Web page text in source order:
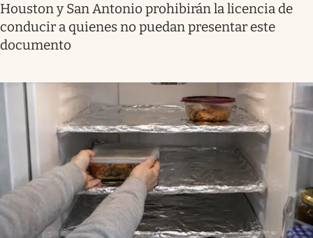
Houston y San Antonio prohibirán la licencia de
conducir a quienes no puedan presentar este
documento